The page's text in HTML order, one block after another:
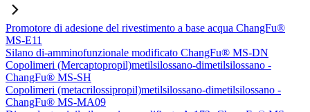
Promotore di adesione del rivestimento a base acqua ChangFu®
MS-E11
Silano di-amminofunzionale modificato ChangFu® MS-DN
Copolimeri (Mercaptopropil)metilsilossano-dimetilsilossano -
ChangFu® MS-SH
Copolimeri (metacrilossipropil)metilsilossano-dimetilsilossano -
ChangFu® MS-MA09